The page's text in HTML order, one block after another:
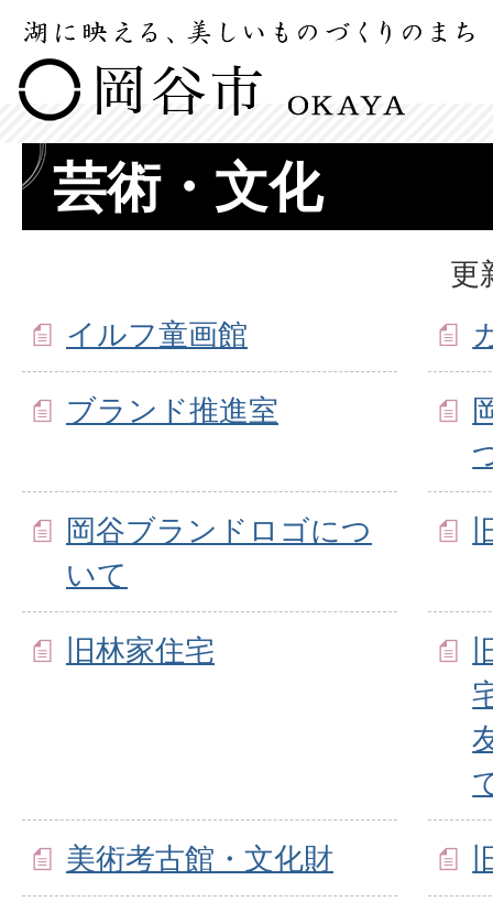
芸術・文化
更
イルフ童画館
ブランド推進室
岡谷ブランドロゴにつ
いて
旧林家住宅
美術考古館・文化財